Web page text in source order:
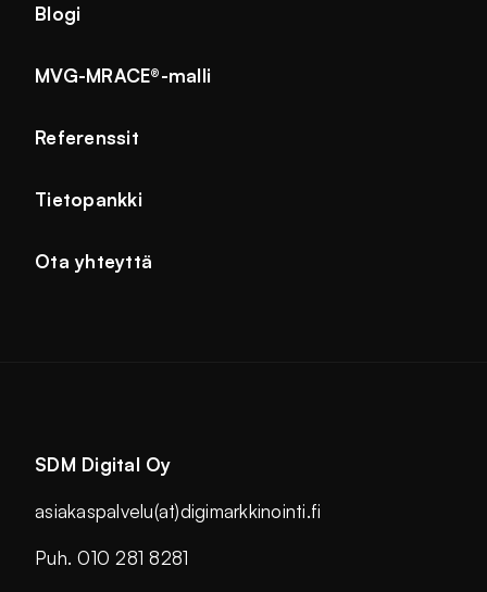
Blogi
MVG-MRACE®-malli
Referenssit
Tietopankki
Ota yhteyttä
SDM Digital Oy
asiakaspalvelu(at)digimarkkinointi.fi
Puh. 010 281 8281